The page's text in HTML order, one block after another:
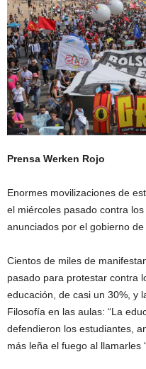
Prensa Werken Rojo
Enormes movilizaciones de
el miércoles pasado contra
anunciados por el gobierno
Cientos de miles de
pasado para protestar contra
educación, de casi un 30%, y
Filosofía en las aulas: “La
defendieron los estudiantes,
más leña el fuego al llamarles